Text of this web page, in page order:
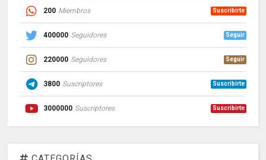
200 Miembros Suscribirte
400000 Seguidores Seguir
220000 Seguidores Seguir
3800 Suscriptores Suscribirte
3000000 Suscriptores Suscribirte